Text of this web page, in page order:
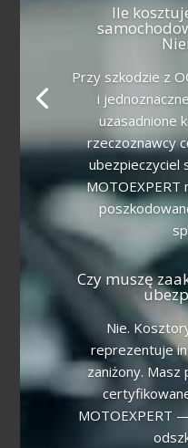
Ile
Przy szkodzie z
i
uzasadnione
rzeczoznawcy
ubezpieczyciel
MOTOEXPERT
Czy muszę
Nie.
reprezentuje
zaniżony. Masz
MOTOEXPERT